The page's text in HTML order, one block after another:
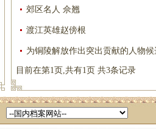
郊区名人 佘翘
渡江英雄赵傍根
为铜陵解放作出突出贡献的人物
目前在第1页,共有1页 共3条记录